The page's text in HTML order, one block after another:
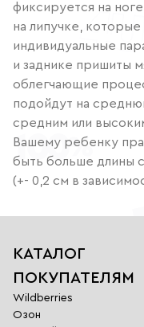
фиксируется на
на липучке,
индивидуальные
и заднике пришиты
облегчающие
подойдут на
средним или
Вашему ребенку
быть больше длины
(+- 0,2 см в
КАТАЛОГ
ПОКУПАТЕЛЯМ
Wildberries
Озон